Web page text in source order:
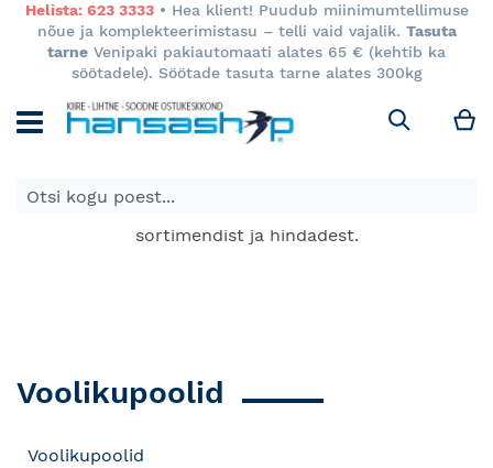
Helista: 623 3333• Hea klient! Puudub miinimumtellimuse
nõue ja komplekteerimistasu – telli vaid vajalik. Tasuta
tarne Venipaki pakiautomaati alates 65 € (kehtib ka
söötadele). Söötade tasuta tarne alates 300kg
Otsi
E-poes kuvatavad toodete hinnad kehtivad ainult e-
poes ja võivad erineda Keila ja Tartu poodide
sortimendist ja hindadest.
Voolikupoolid
Voolikupoolid